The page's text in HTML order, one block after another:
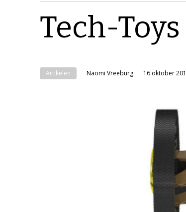
Tech-Toys
Artikelen Naomi Vreeburg 16 oktober